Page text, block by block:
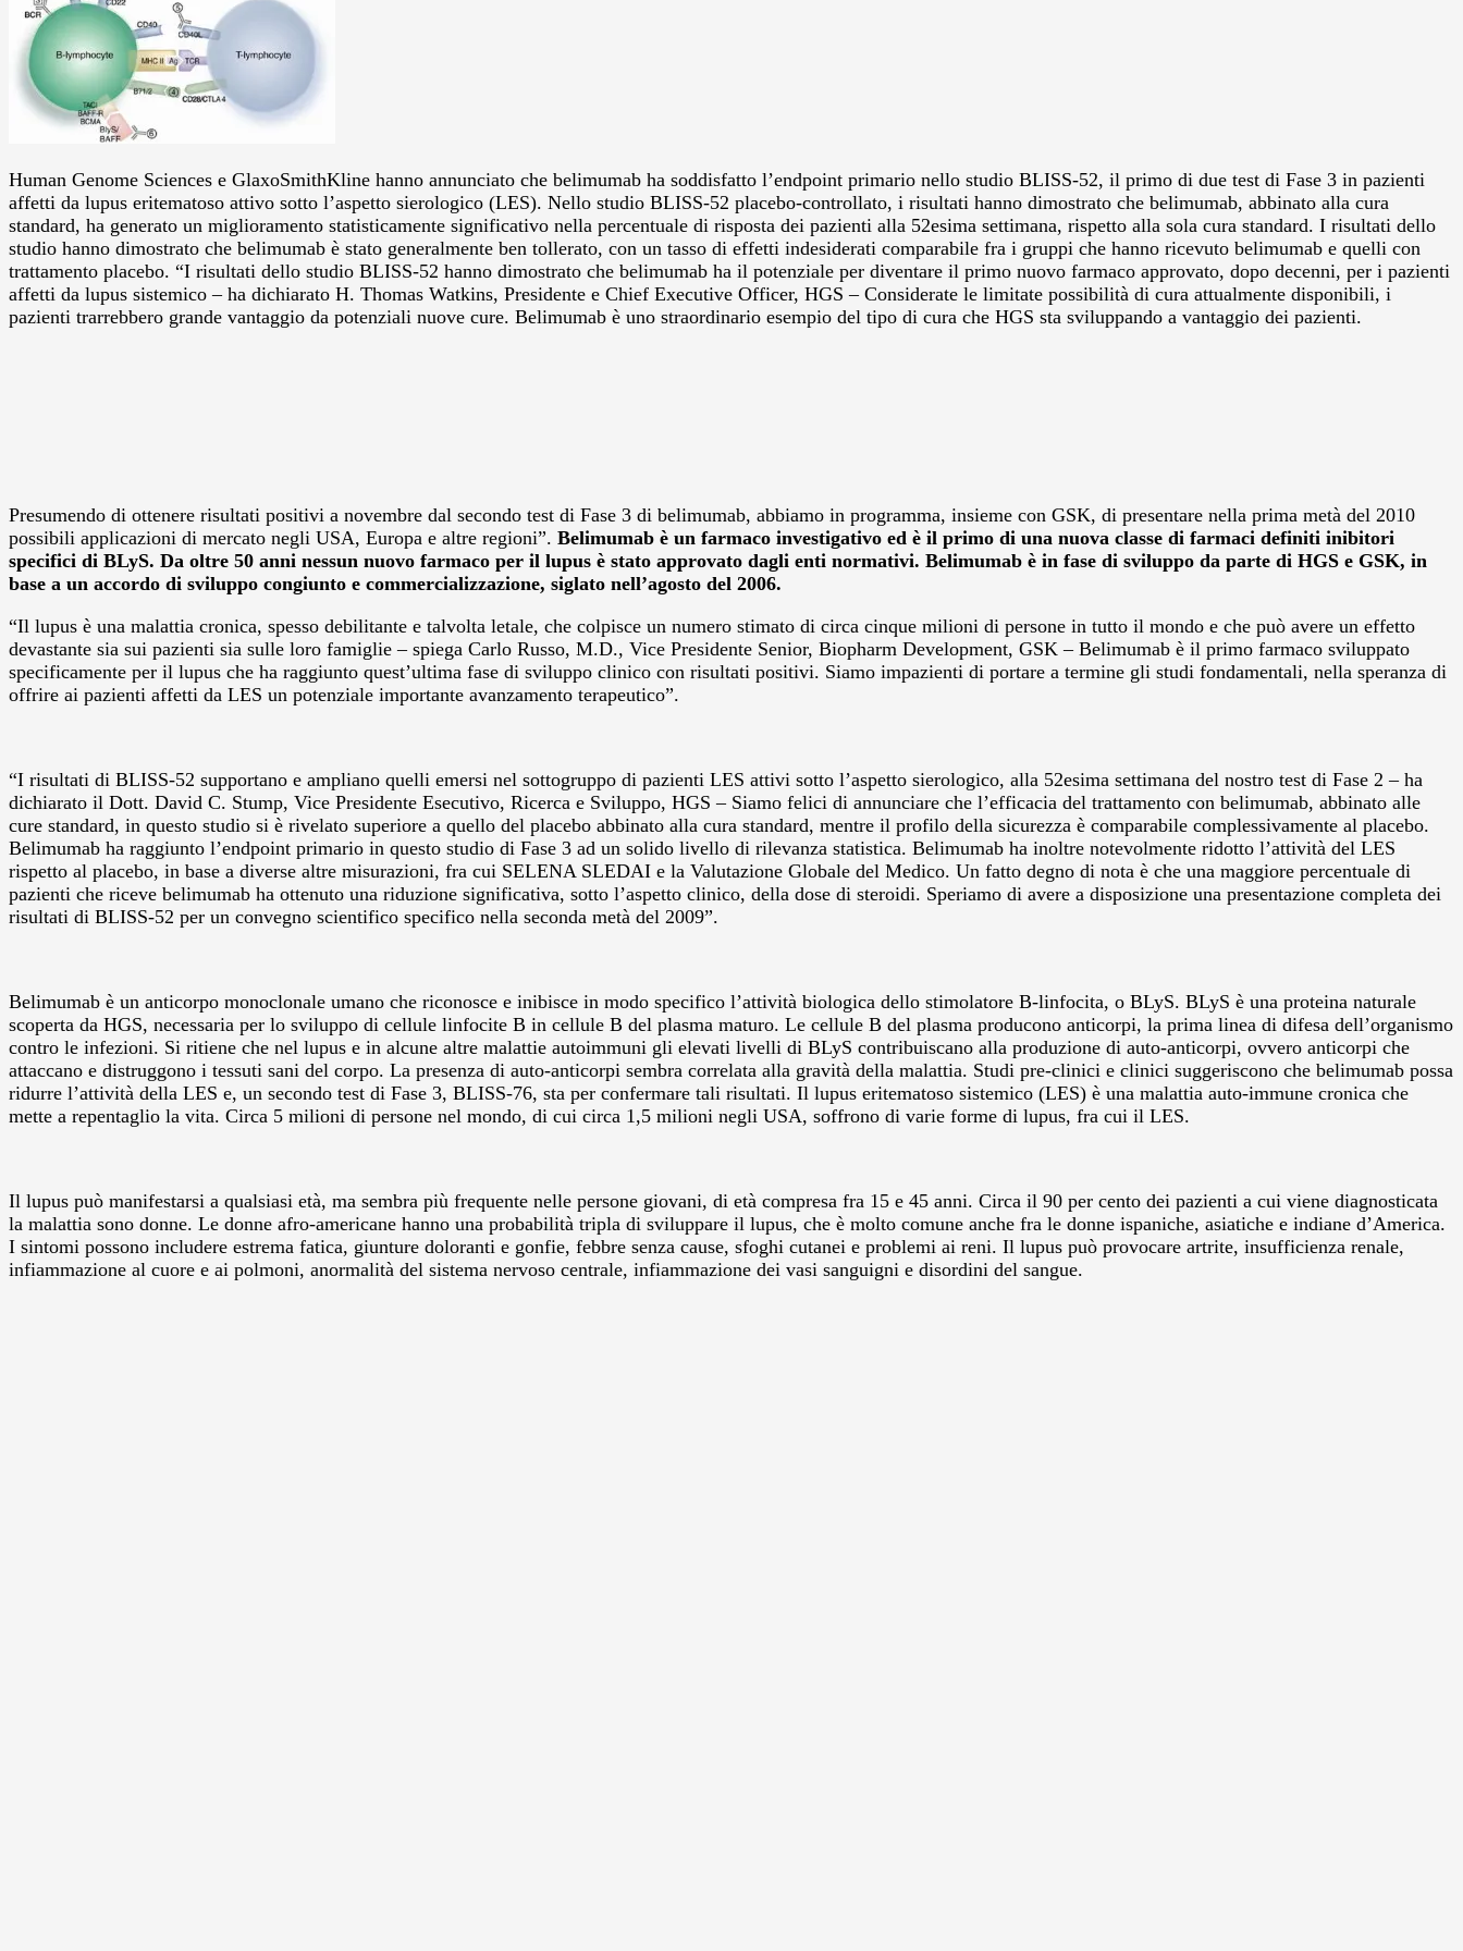
Human Genome Sciences e GlaxoSmithKline hanno annunciato che belimumab ha soddisfatto l’endpoint primario nello studio BLISS-52, il primo di due test di Fase 3 in pazienti
affetti da lupus eritematoso attivo sotto l’aspetto sierologico (LES). Nello studio BLISS-52 placebo-controllato, i risultati hanno dimostrato che belimumab, abbinato alla cura
standard, ha generato un miglioramento statisticamente significativo nella percentuale di risposta dei pazienti alla 52esima settimana, rispetto alla sola cura standard. I risultati dello
studio hanno dimostrato che belimumab è stato generalmente ben tollerato, con un tasso di effetti indesiderati comparabile fra i gruppi che hanno ricevuto belimumab e quelli con
trattamento placebo. “I risultati dello studio BLISS-52 hanno dimostrato che belimumab ha il potenziale per diventare il primo nuovo farmaco approvato, dopo decenni, per i pazienti
affetti da lupus sistemico – ha dichiarato H. Thomas Watkins, Presidente e Chief Executive Officer, HGS – Considerate le limitate possibilità di cura attualmente disponibili, i
pazienti trarrebbero grande vantaggio da potenziali nuove cure. Belimumab è uno straordinario esempio del tipo di cura che HGS sta sviluppando a vantaggio dei pazienti.
Presumendo di ottenere risultati positivi a novembre dal secondo test di Fase 3 di belimumab, abbiamo in programma, insieme con GSK, di presentare nella prima metà del 2010
possibili applicazioni di mercato negli USA, Europa e altre regioni”. Belimumab è un farmaco investigativo ed è il primo di una nuova classe di farmaci definiti inibitori
specifici di BLyS. Da oltre 50 anni nessun nuovo farmaco per il lupus è stato approvato dagli enti normativi. Belimumab è in fase di sviluppo da parte di HGS e GSK, in
base a un accordo di sviluppo congiunto e commercializzazione, siglato nell’agosto del 2006.
“Il lupus è una malattia cronica, spesso debilitante e talvolta letale, che colpisce un numero stimato di circa cinque milioni di persone in tutto il mondo e che può avere un effetto
devastante sia sui pazienti sia sulle loro famiglie – spiega Carlo Russo, M.D., Vice Presidente Senior, Biopharm Development, GSK – Belimumab è il primo farmaco sviluppato
specificamente per il lupus che ha raggiunto quest’ultima fase di sviluppo clinico con risultati positivi. Siamo impazienti di portare a termine gli studi fondamentali, nella speranza di
offrire ai pazienti affetti da LES un potenziale importante avanzamento terapeutico”.
“I risultati di BLISS-52 supportano e ampliano quelli emersi nel sottogruppo di pazienti LES attivi sotto l’aspetto sierologico, alla 52esima settimana del nostro test di Fase 2 – ha
dichiarato il Dott. David C. Stump, Vice Presidente Esecutivo, Ricerca e Sviluppo, HGS – Siamo felici di annunciare che l’efficacia del trattamento con belimumab, abbinato alle
cure standard, in questo studio si è rivelato superiore a quello del placebo abbinato alla cura standard, mentre il profilo della sicurezza è comparabile complessivamente al placebo.
Belimumab ha raggiunto l’endpoint primario in questo studio di Fase 3 ad un solido livello di rilevanza statistica. Belimumab ha inoltre notevolmente ridotto l’attività del LES
rispetto al placebo, in base a diverse altre misurazioni, fra cui SELENA SLEDAI e la Valutazione Globale del Medico. Un fatto degno di nota è che una maggiore percentuale di
pazienti che riceve belimumab ha ottenuto una riduzione significativa, sotto l’aspetto clinico, della dose di steroidi. Speriamo di avere a disposizione una presentazione completa dei
risultati di BLISS-52 per un convegno scientifico specifico nella seconda metà del 2009”.
Belimumab è un anticorpo monoclonale umano che riconosce e inibisce in modo specifico l’attività biologica dello stimolatore B-linfocita, o BLyS. BLyS è una proteina naturale
scoperta da HGS, necessaria per lo sviluppo di cellule linfocite B in cellule B del plasma maturo. Le cellule B del plasma producono anticorpi, la prima linea di difesa dell’organismo
contro le infezioni. Si ritiene che nel lupus e in alcune altre malattie autoimmuni gli elevati livelli di BLyS contribuiscano alla produzione di auto-anticorpi, ovvero anticorpi che
attaccano e distruggono i tessuti sani del corpo. La presenza di auto-anticorpi sembra correlata alla gravità della malattia. Studi pre-clinici e clinici suggeriscono che belimumab possa
ridurre l’attività della LES e, un secondo test di Fase 3, BLISS-76, sta per confermare tali risultati. Il lupus eritematoso sistemico (LES) è una malattia auto-immune cronica che
mette a repentaglio la vita. Circa 5 milioni di persone nel mondo, di cui circa 1,5 milioni negli USA, soffrono di varie forme di lupus, fra cui il LES.
Il lupus può manifestarsi a qualsiasi età, ma sembra più frequente nelle persone giovani, di età compresa fra 15 e 45 anni. Circa il 90 per cento dei pazienti a cui viene diagnosticata
la malattia sono donne. Le donne afro-americane hanno una probabilità tripla di sviluppare il lupus, che è molto comune anche fra le donne ispaniche, asiatiche e indiane d’America.
I sintomi possono includere estrema fatica, giunture doloranti e gonfie, febbre senza cause, sfoghi cutanei e problemi ai reni. Il lupus può provocare artrite, insufficienza renale,
infiammazione al cuore e ai polmoni, anormalità del sistema nervoso centrale, infiammazione dei vasi sanguigni e disordini del sangue.